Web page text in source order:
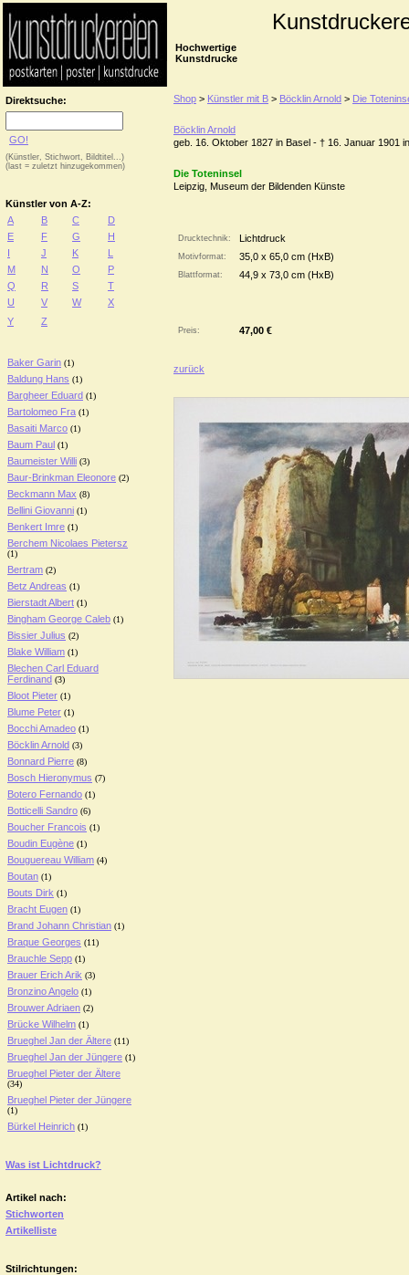
Hochwertige
Kunstdrucke
Direktsuche:
GO!
(Künstler, Stichwort, Bildtitel...)
(last = zuletzt hinzugekommen)
Künstler von A-Z:
A
B C
D
E
F G
H
I
J K
L
M
N O
P
Q
R S
T
U
V W
X
Y
Z
Baker Garin (1)
Baldung Hans (1)
Bargheer Eduard (1)
Bartolomeo Fra (1)
Basaiti Marco (1)
Baum Paul (1)
Baumeister Willi (3)
Baur-Brinkman Eleonore (2)
Beckmann Max (8)
Bellini Giovanni (1)
Benkert Imre (1)
Berchem Nicolaes Pietersz
(1)
Bertram (2)
Betz Andreas (1)
Bierstadt Albert (1)
Bingham George Caleb (1)
Bissier Julius (2)
Blake William (1)
Blechen Carl Eduard
Ferdinand (3)
Bloot Pieter (1)
Blume Peter (1)
Bocchi Amadeo (1)
Böcklin Arnold (3)
Bonnard Pierre (8)
Bosch Hieronymus (7)
Botero Fernando (1)
Botticelli Sandro (6)
Boucher Francois (1)
Boudin Eugène (1)
Bouguereau William (4)
Boutan (1)
Bouts Dirk (1)
Bracht Eugen (1)
Brand Johann Christian (1)
Braque Georges (11)
Brauchle Sepp (1)
Brauer Erich Arik (3)
Bronzino Angelo (1)
Brouwer Adriaen (2)
Brücke Wilhelm (1)
Brueghel Jan der Ältere (11)
Brueghel Jan der Jüngere (1)
Brueghel Pieter der Ältere
(34)
Brueghel Pieter der Jüngere
(1)
Bürkel Heinrich (1)
Was ist Lichtdruck?
Artikel nach:
Stichworten
Artikelliste
Stilrichtungen:
Shop > Künstler mit B > Böcklin Arnold > Die
Böcklin Arnold
geb. 16. Oktober 1827 in Basel - † 16. Januar 1901
Die Toteninsel
Leipzig, Museum der Bildenden Künste
Drucktechnik: Lichtdruck
Motivformat: 35,0 x 65,0 cm (HxB)
Blattformat: 44,9 x 73,0 cm (HxB)
Preis: 47,00 €
zurück